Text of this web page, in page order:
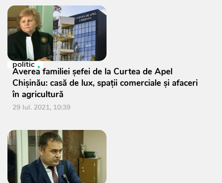
politic
Averea familiei şefei de la Curtea de Apel
Chişinău: casă de lux, spaţii comerciale şi afaceri
în agricultură
29 Iul. 2021, 10:39